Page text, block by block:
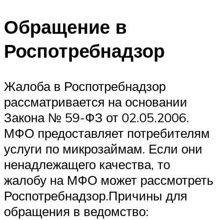
Обращение в
Роспотребнадзор
Жалоба в Роспотребнадзор
рассматривается на основании
Закона № 59-ФЗ от 02.05.2006.
МФО предоставляет потребителям
услуги по микрозаймам. Если они
ненадлежащего качества, то
жалобу на МФО может рассмотреть
Роспотребнадзор.Причины для
обращения в ведомство: